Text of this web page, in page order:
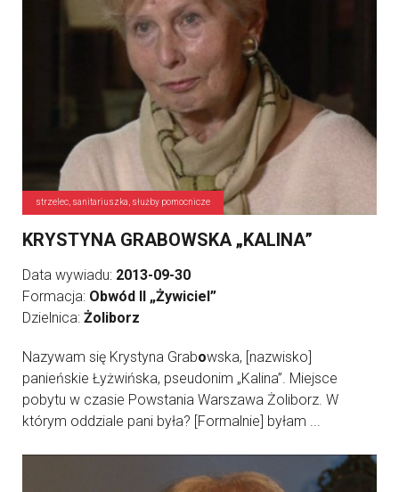
strzelec, sanitariuszka, służby pomocnicze
KRYSTYNA GRABOWSKA „KALINA”
Data wywiadu: 2013-09-30
Formacja: Obwód II „Żywiciel”
Dzielnica: Żoliborz
Nazywam się Krystyna Grabowska, [nazwisko]
panieńskie Łyżwińska, pseudonim „Kalina”. Miejsce
pobytu w czasie Powstania Warszawa Żoliborz. W
którym oddziale pani była? [Formalnie] byłam ...